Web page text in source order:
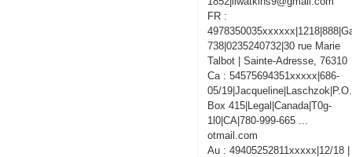
FR :
738|0235240732|30 rue Marie
Talbot | Sainte-Adresse, 76310
Ca : 54575694351xxxxx|686-
05/19|Jacqueline|Laschzok|P.O.
Box 415|Legal|Canada|T0g-
1l0|CA|780-999-665 ...
otmail.com
Au : 49405252811xxxxx|12/18 |